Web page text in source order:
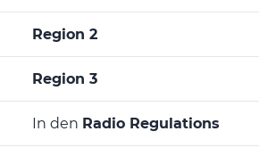
Region 2
Region 3
In den Radio Regulations